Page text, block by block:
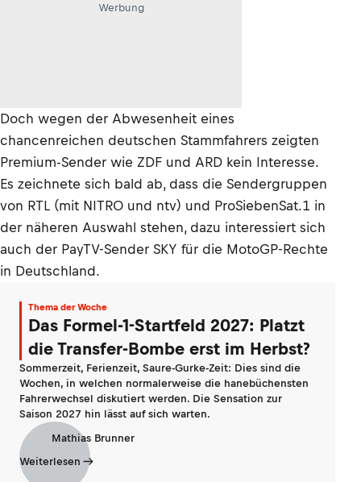
Werbung
Doch wegen der Abwesenheit eines
chancenreichen deutschen Stammfahrers zeigten
Premium-Sender wie ZDF und ARD kein Interesse.
Es zeichnete sich bald ab, dass die Sendergruppen
von RTL (mit NITRO und ntv) und ProSiebenSat.1 in
der näheren Auswahl stehen, dazu interessiert sich
auch der PayTV-Sender SKY für die MotoGP-Rechte
in Deutschland.
Thema der Woche
Das Formel-1-Startfeld 2027: Platzt
die Transfer-Bombe erst im Herbst?
Sommerzeit, Ferienzeit, Saure-Gurke-Zeit: Dies sind die
Wochen, in welchen normalerweise die hanebüchensten
Fahrerwechsel diskutiert werden. Die Sensation zur
Saison 2027 hin lässt auf sich warten.
Mathias Brunner
Weiterlesen